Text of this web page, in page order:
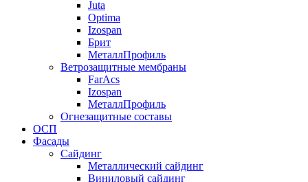
Juta
Optima
Izospan
Брит
МеталлПрофиль
Ветрозащитные мембраны
FarAcs
Izospan
МеталлПрофиль
Огнезащитные составы
ОСП
Фасады
Сайдинг
Металлический сайдинг
Виниловый сайдинг